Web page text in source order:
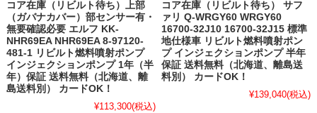
コア在庫（リビルト待ち）上部
（ガバナカバー）部センサー有・
無要確認必要 エルフ KK-
NHR69EA NHR69EA 8-97120-
481-1 リビルト燃料噴射ポンプ
インジェクションポンプ 1年（半
年）保証 送料無料（北海道、離
島送料別） カードOK！
¥113,300(税込)
コア在庫（リビルト待ち） サフ
ァリ Q-WRGY60 WRGY60
16700-32J10 16700-32J15 標準
地仕様車 リビルト燃料噴射ポン
プ インジェクションポンプ 半年
保証 送料無料（北海道、離島送
料別） カードOK！
¥139,040(税込)